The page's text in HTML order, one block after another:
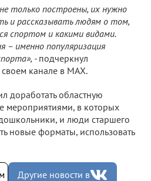
только построены, их нужно
и рассказывать людям о том,
спортом и какими видами.
– именно популяризация
- подчеркнул
своем канале в МАХ.
доработать областную
мероприятиями, в которых
и люди старшего
новые форматы, использовать
Другие новости в